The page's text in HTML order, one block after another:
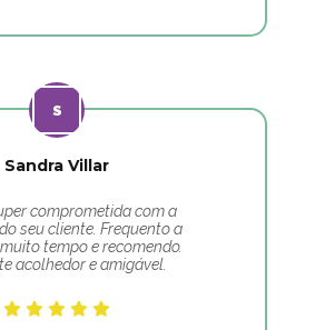
Sandra Villar
comprometida com a
seu cliente. Frequento a
tempo e recomendo.
acolhedor e amigável.